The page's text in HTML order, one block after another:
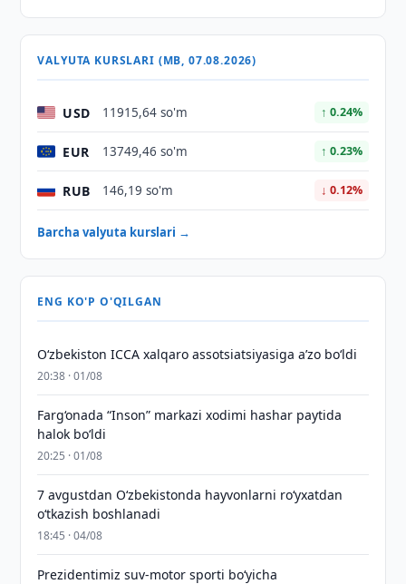
VALYUTA KURSLARI (MB, 07.08.2026)
USD 11915,64 so'm ↑ 0.24%
EUR 13749,46 so'm ↑ 0.23%
RUB 146,19 so'm ↓ 0.12%
Barcha valyuta kurslari →
ENG KO'P O'QILGAN
O‘zbekiston ICCA xalqaro assotsiatsiyasiga aʼzo bo‘ldi
20:38 · 01/08
Farg‘onada “Inson” markazi xodimi hashar paytida
halok bo‘ldi
20:25 · 01/08
7 avgustdan O‘zbekistonda hayvonlarni ro‘yxatdan
o‘tkazish boshlanadi
18:45 · 04/08
Prezidentimiz suv-motor sporti bo‘yicha